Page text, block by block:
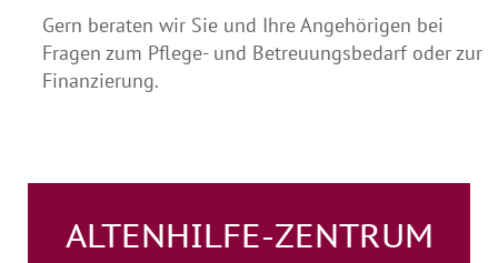
Gern beraten wir Sie und Ihre Angehörigen bei
Fragen zum Pflege- und Betreuungsbedarf oder zur
Finanzierung.
ALTENHILFE-ZENTRUM